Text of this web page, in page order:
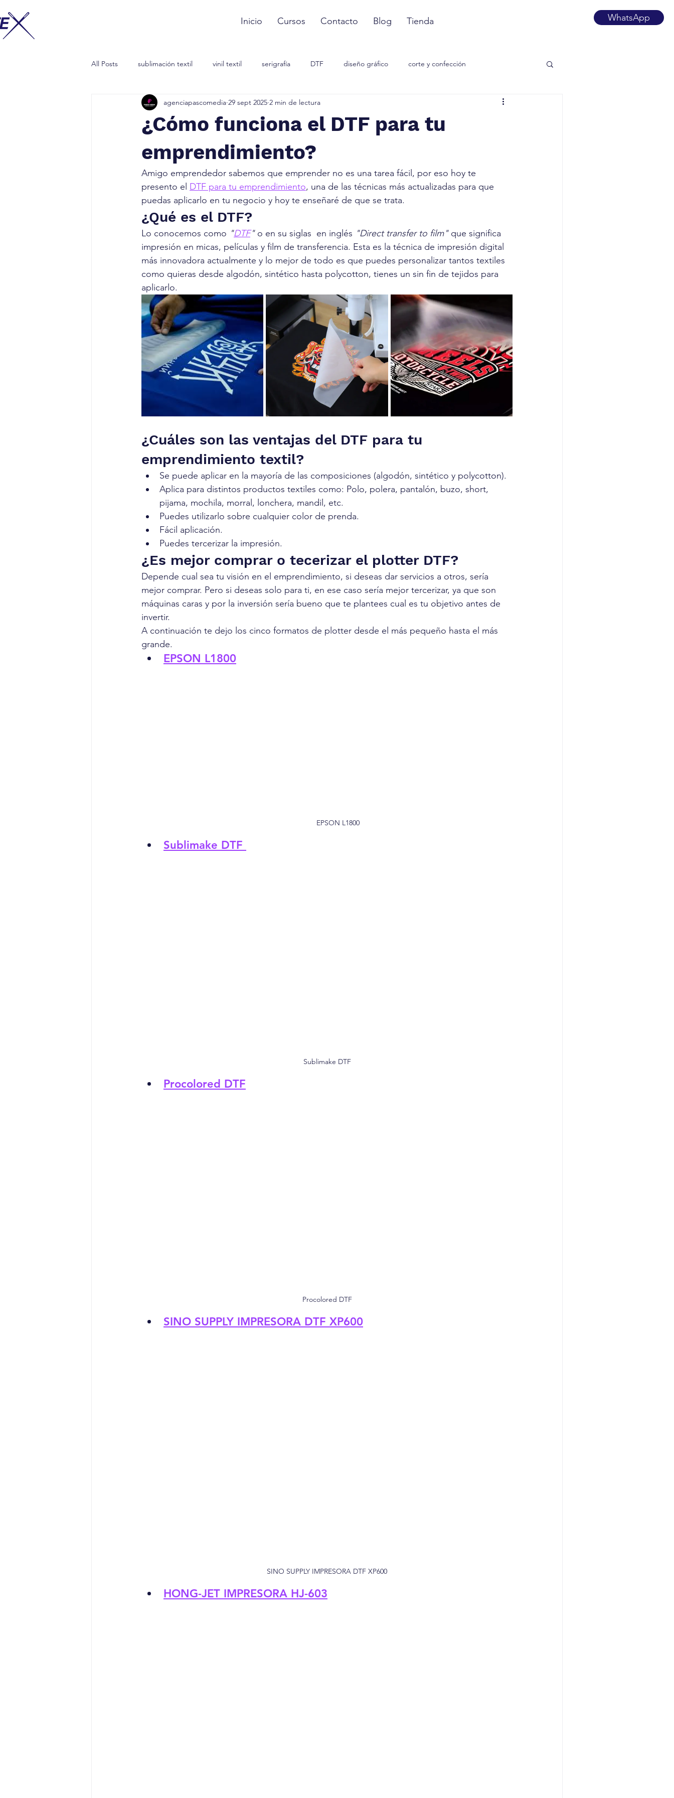
WhatsApp
Inicio Cursos Contacto Blog Tienda
All Posts sublimación textil vinil textil serigrafía DTF diseño gráfico corte y confección
marketing digital creación de contenido
¿Cómo funciona el DTF para tu
emprendimiento?
agenciapascomedia 29 sept 2025 2 min de lectura
Amigo emprendedor sabemos que emprender no es una tarea fácil, por eso hoy te
presento el DTF para tu emprendimiento, una de las técnicas más actualizadas para que
puedas aplicarlo en tu negocio y hoy te enseñaré de que se trata.
¿Qué es el DTF?
Lo conocemos como "DTF" o en su siglas  en inglés "Direct transfer to film" que significa
impresión en micas, películas y film de transferencia. Esta es la técnica de impresión digital
más innovadora actualmente y lo mejor de todo es que puedes personalizar tantos textiles
como quieras desde algodón, sintético hasta polycotton, tienes un sin fin de tejidos para
aplicarlo.
¿Cuáles son las ventajas del DTF para tu
emprendimiento textil?
Se puede aplicar en la mayoría de las composiciones (algodón, sintético y polycotton).
Aplica para distintos productos textiles como: Polo, polera, pantalón, buzo, short,
pijama, mochila, morral, lonchera, mandil, etc.
Puedes utilizarlo sobre cualquier color de prenda.
Fácil aplicación.
Puedes tercerizar la impresión.
¿Es mejor comprar o tecerizar el plotter DTF?
Depende cual sea tu visión en el emprendimiento, si deseas dar servicios a otros, sería
mejor comprar. Pero si deseas solo para ti, en ese caso sería mejor tercerizar, ya que son
máquinas caras y por la inversión sería bueno que te plantees cual es tu objetivo antes de
invertir.
A continuación te dejo los cinco formatos de plotter desde el más pequeño hasta el más
grande.
EPSON L1800
EPSON L1800
Sublimake DTF
Sublimake DTF
Procolored DTF
Procolored DTF
SINO SUPPLY IMPRESORA DTF XP600
SINO SUPPLY IMPRESORA DTF XP600
HONG-JET IMPRESORA HJ-603